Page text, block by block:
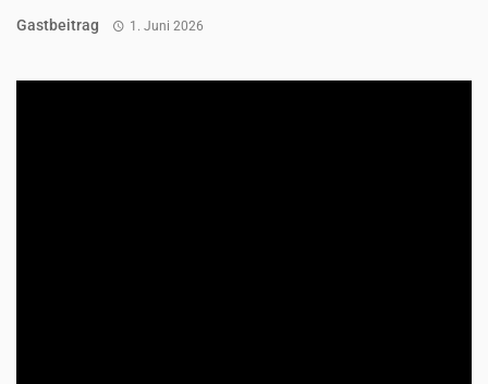
Gastbeitrag 1. Juni 2026